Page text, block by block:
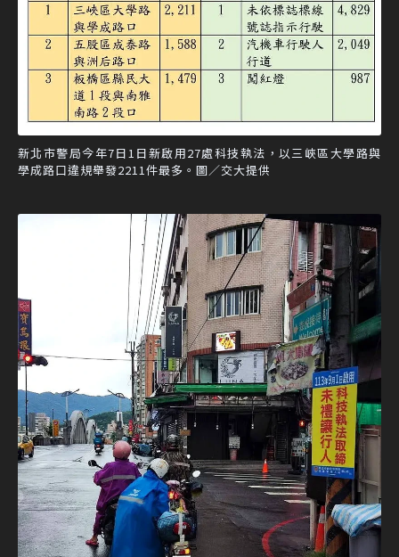
新北市警局今年7日1日新啟用27處科技執法，以三峽區大學路與
學成路口違規舉發2211件最多。圖／交大提供